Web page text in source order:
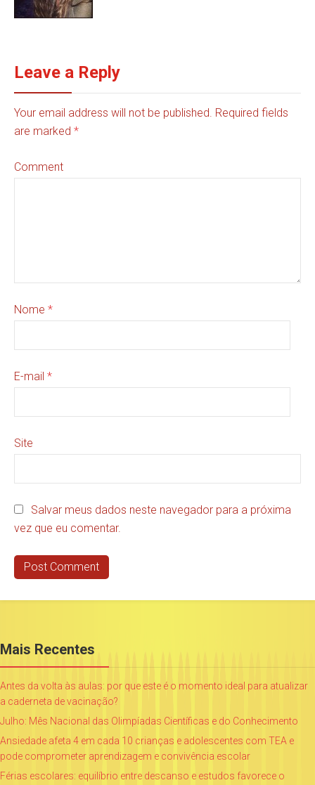
Leave a Reply
Your email address will not be published. Required fields
are marked *
Comment
Nome *
E-mail *
Site
Salvar meus dados neste navegador para a próxima
vez que eu comentar.
Mais Recentes
Antes da volta às aulas: por que este é o momento ideal para atualizar
a caderneta de vacinação?
Julho: Mês Nacional das Olimpíadas Científicas e do Conhecimento
Ansiedade afeta 4 em cada 10 crianças e adolescentes com TEA e
pode comprometer aprendizagem e convivência escolar
Férias escolares: equilíbrio entre descanso e estudos favorece o